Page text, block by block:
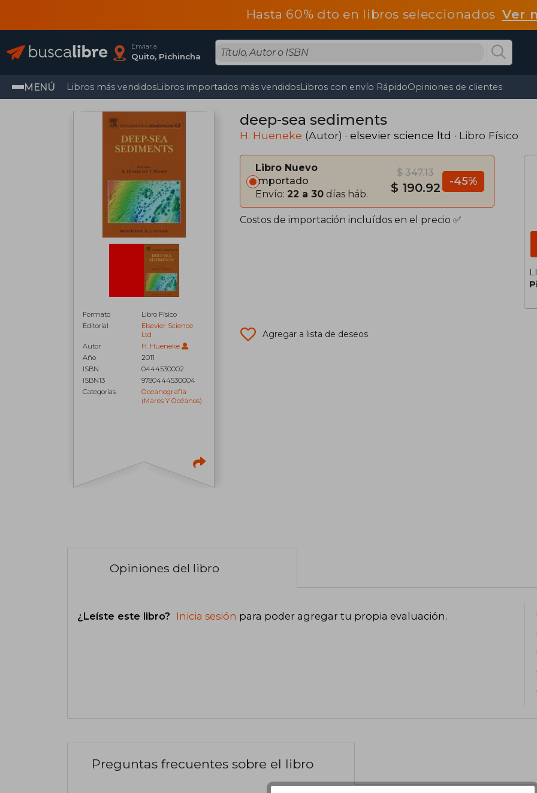
Hasta 60% dto en libros seleccionadosVer
Enviar a
Quito, Pichincha
MENÚ Libros más vendidosLibros importados más vendidosLibros con envío RápidoOpiniones de clientes
Formato
Libro Físico
Editorial
Elsevier Science
Ltd
Autor
H. Hueneke
Año
2011
ISBN
0444530002
ISBN13
9780444530004
Categorías
Oceanografía
(mares Y Océanos)
deep-sea sediments
H. Hueneke (Autor) · elsevier science ltd · Libro Físico
Libro Nuevo
Importado
Envío: 22 a 30 días háb.
$ 347.13
$ 190.92 -45%
Costos de importación incluídos en el precio ✅
Agregar a lista de deseos
Opiniones del libro
¿Leíste este libro? Inicia sesión para poder agregar tu propia evaluación.
Preguntas frecuentes sobre el libro